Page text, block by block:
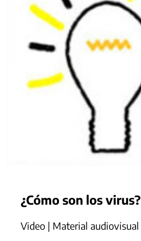
¿Cómo son los virus?
Video | Material audiovisual